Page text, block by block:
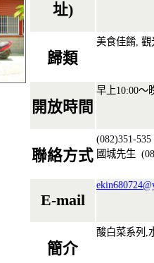
址)
歸類
美食佳餚, 觀
開放時間
早上10:00～
聯絡方式
(082)351-
國城先生
E-mail
簡介
酸白菜系列,